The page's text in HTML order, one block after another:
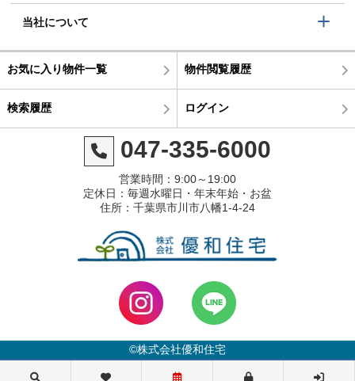
当社について
お気に入り物件一覧 物件閲覧履歴
検索履歴 ログイン
047-335-6000
営業時間：9:00～19:00
定休日：毎週水曜日・年末年始・お盆
住所：千葉県市川市八幡1-4-24
©株式会社優和住宅